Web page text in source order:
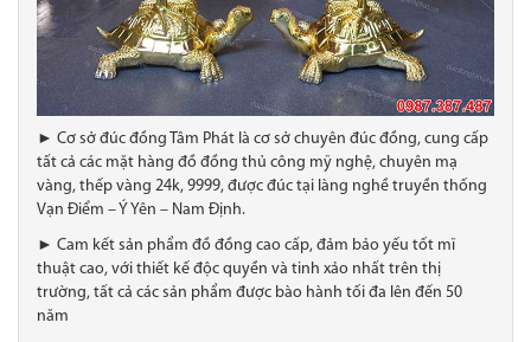
► Cơ sở đúc đồng Tâm Phát là cơ sở chuyên đúc đồng, cung cấp
tất cả các mặt hàng đồ đồng thủ công mỹ nghệ, chuyên mạ
vàng, thếp vàng 24k, 9999, được đúc tại làng nghề truyền thống
Vạn Điểm – Ý Yên – Nam Định.
► Cam kết sản phẩm đồ đồng cao cấp, đảm bảo yếu tốt mĩ
thuật cao, với thiết kế độc quyền và tinh xảo nhất trên thị
trường, tất cả các sản phẩm được bào hành tối đa lên đến 50
năm